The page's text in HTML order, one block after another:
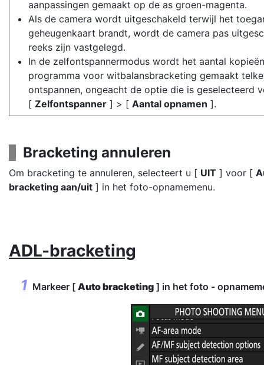
aanpassingen gemaakt op de as groen-magenta.
Als de camera wordt uitgeschakeld terwijl het
geheugenkaart brandt, wordt de camera pas
reeks zijn vastgelegd.
In de zelfontspannermodus wordt het aantal
programma voor witbalansbracketing gemaakt
ontspannen, ongeacht de optie die is geselecteerd
[ Zelfontspanner ] > [ Aantal opnamen ].
Bracketing annuleren
Om bracketing te annuleren, selecteert u [ UIT ] voor [
bracketing aan/uit ] in het foto-opnamemenu.
ADL-bracketing
Markeer [ Auto bracketing ] in het foto -